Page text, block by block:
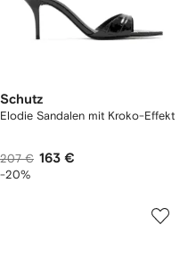
Schutz
Elodie Sandalen mit Kroko-Effekt
207 € 163 €
-20%